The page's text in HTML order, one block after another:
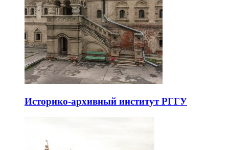
Историко-архивный институт РГГУ